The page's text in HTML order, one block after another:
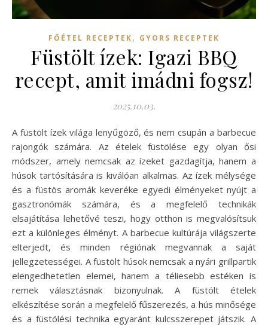
FŐÉTEL RECEPTEK, GYORS RECEPTEK
Füstölt ízek: Igazi BBQ
recept, amit imádni fogsz!
2025.10.03.
A füstölt ízek világa lenyűgöző, és nem csupán a barbecue
rajongók számára. Az ételek füstölése egy olyan ősi
módszer, amely nemcsak az ízeket gazdagítja, hanem a
húsok tartósítására is kiválóan alkalmas. Az ízek mélysége
és a füstös aromák keveréke egyedi élményeket nyújt a
gasztronómák számára, és a megfelelő technikák
elsajátítása lehetővé teszi, hogy otthon is megvalósítsuk
ezt a különleges élményt. A barbecue kultúrája világszerte
elterjedt, és minden régiónak megvannak a saját
jellegzetességei. A füstölt húsok nemcsak a nyári grillpartik
elengedhetetlen elemei, hanem a téliesebb estéken is
remek választásnak bizonyulnak. A füstölt ételek
elkészítése során a megfelelő fűszerezés, a hús minősége
és a füstölési technika egyaránt kulcsszerepet játszik. A